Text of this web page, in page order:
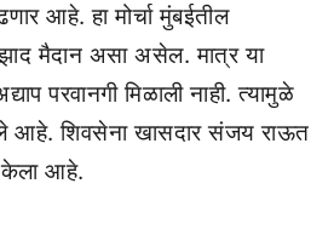
आहे. हा मोर्चा मुंबईतील
मैदान असा असेल. मात्र या
परवानगी मिळाली नाही. त्यामुळे
आहे. शिवसेना खासदार संजय राऊत
केला आहे.